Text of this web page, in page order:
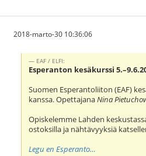
2018-marto-30 10:36:06
EAF / ELFI:
Esperanton kesäkurssi
Suomen Esperantoliiton (EAF)
kanssa. OpettajanaNina
Opiskelemme Lahden
ostoksilla ja nähtävyyksiä
Legu en Esperanto…